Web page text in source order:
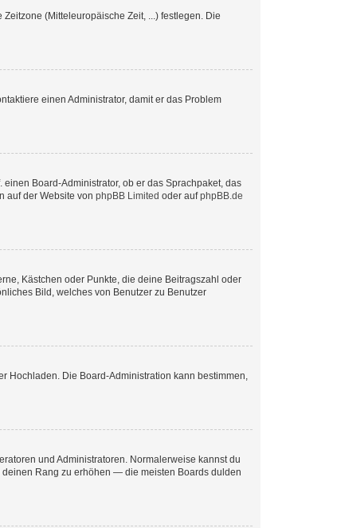
(Mitteleuropäische Zeit, ...) festlegen. Die
einen Administrator, damit er das Problem
Board-Administrator, ob er das Sprachpaket, das
auf der Website von phpBB Limited oder aufphpBB.de
Kästchen oder Punkte, die deine Beitragszahl oder
Bild, welches von Benutzer zu Benutzer
Hochladen. Die Board-Administration kann bestimmen,
und Administratoren. Normalerweise kannst du
Rang zu erhöhen — die meisten Boards dulden